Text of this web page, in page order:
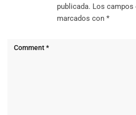
publicada. Los
marcados con *